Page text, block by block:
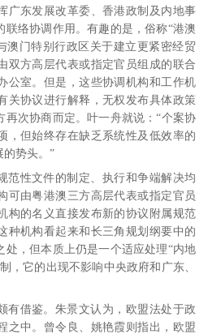
广东发展改革委、香港政制及内地事
络协调作用。有趣的是，俗称“港澳
澳门特别行政区关于建立更紧密经贸
双方高层代表或指定官员组成的联合
公室。但是，这些协调机构和工作机
关协议进行解释，无权发布具体政策
再次协商而定。叶一舟就说：“个案协
，但始终存在缺乏系统性及低效率的
的势头。”
范性文件的制定、执行和争端解决均
可由粤港澳三方高层代表或指定官员
构的名义直接发布新的协议附属规范
种机构看起来和长三角规划纲要中的
处，但本质上仍是一个适应处理“内地
，它的出现不影响中央政府和广东、
有借鉴。 朱景文认为，欧盟法处于政
之中。 曾令良、姚艳霞则指出，欧盟